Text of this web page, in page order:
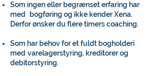
Som ingen eller begrænset erfaring har
med
bogføring og ikke kender Xena.
Derfor ønsker du flere timers coaching.
Som har behov for et fuldt bogholderi
med varelagerstyring, kreditorer og
debitorstyring.